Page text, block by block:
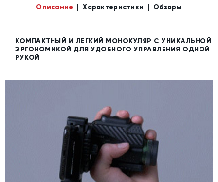
Описание Характеристики Обзоры
КОМПАКТНЫЙ И ЛЕГКИЙ МОНОКУЛЯР С УНИКАЛЬНОЙ
ЭРГОНОМИКОЙ ДЛЯ УДОБНОГО УПРАВЛЕНИЯ ОДНОЙ
РУКОЙ